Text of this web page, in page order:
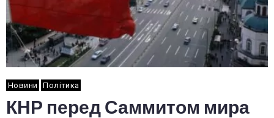
Новини Політика
КНР перед Саммитом мира